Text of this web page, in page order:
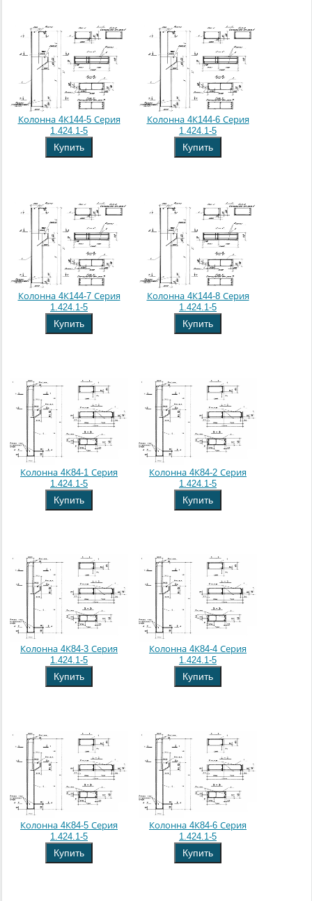
Колонна 4К144-5 Серия
1.424.1-5
Купить
Колонна 4К144-6 Серия
1.424.1-5
Купить
Колонна 4К144-7 Серия
1.424.1-5
Купить
Колонна 4К144-8 Серия
1.424.1-5
Купить
Колонна 4К84-1 Серия
1.424.1-5
Купить
Колонна 4К84-2 Серия
1.424.1-5
Купить
Колонна 4К84-3 Серия
1.424.1-5
Купить
Колонна 4К84-4 Серия
1.424.1-5
Купить
Колонна 4К84-5 Серия
1.424.1-5
Купить
Колонна 4К84-6 Серия
1.424.1-5
Купить